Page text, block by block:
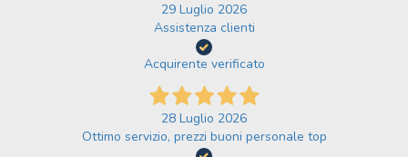
29 Luglio 2026
Assistenza clienti
Acquirente verificato
28 Luglio 2026
Ottimo servizio, prezzi buoni personale top